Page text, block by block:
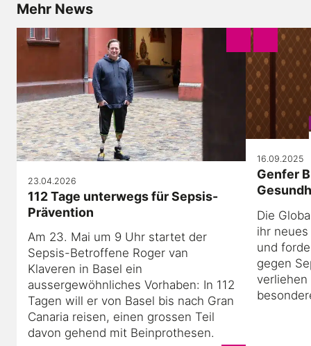
Mehr News
23.04.2026
112 Tage unterwegs für Sepsis-
Prävention
Am 23. Mai um 9 Uhr startet der
Sepsis-Betroffene Roger van
Klaveren in Basel ein
aussergewöhnliches Vorhaben: In 112
Tagen will er von Basel bis nach Gran
Canaria reisen, einen grossen Teil
davon gehend mit Beinprothesen.
16.09.2025
Genfer
Die
ihr
und
gegen